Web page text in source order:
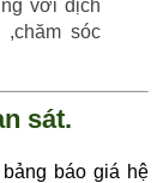
với dịch
,chăm sóc
sát.
báo giá hệ